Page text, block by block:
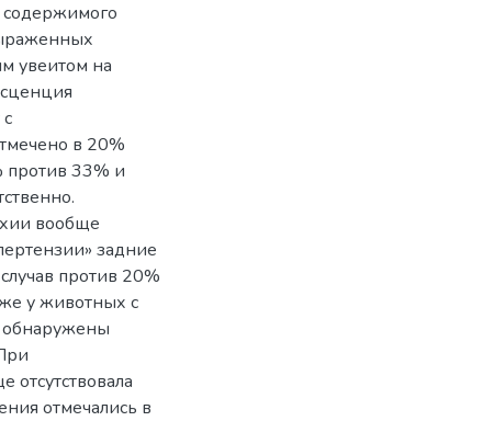
содержимого
увеитом на
в 20%
против 33% и
вообще
задние
против 20%
у животных с
обнаружены
отмечались в